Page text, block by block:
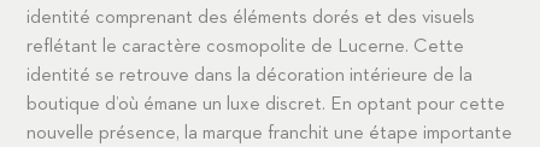
identité comprenant des éléments dorés et des visuels
reflétant le caractère cosmopolite de Lucerne. Cette
identité se retrouve dans la décoration intérieure de la
boutique d’où émane un luxe discret. En optant pour cette
nouvelle présence, la marque franchit une étape importante